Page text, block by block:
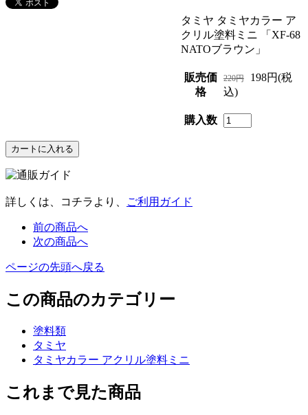
タミヤ タミヤカラー ア
クリル塗料ミニ 「XF-68
NATOブラウン」
販売価
格
220円
198円(税
込)
購入数
詳しくは、コチラより、 ご利用ガイド
前の商品へ
次の商品へ
ページの先頭へ戻る
この商品のカテゴリー
塗料類
タミヤ
タミヤカラー アクリル塗料ミニ
これまで見た商品